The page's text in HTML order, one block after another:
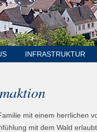
INFRASTRUKTUR
mit einem herrlichen
mit dem Wald